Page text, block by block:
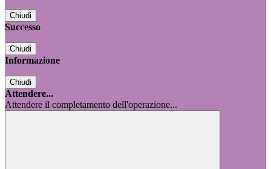
Chiudi
Successo
Chiudi
Informazione
Chiudi
Attendere...
Attendere il completamento dell'operazione...